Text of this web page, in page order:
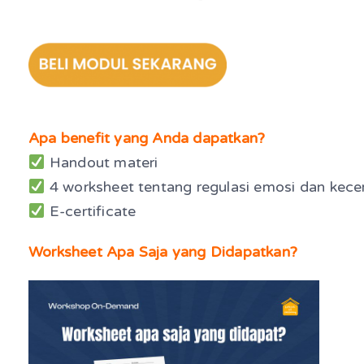
Apa benefit yang Anda dapatkan?
Handout materi
4 worksheet tentang regulasi emosi dan
E-certificate
Worksheet Apa Saja yang Didapatkan?